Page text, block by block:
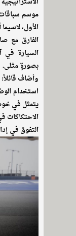
موسم
الأول،
الفارق مع
السيارة في
بصورةٍ مثلى.
وأضاف
استخدام
يتمثل في
الاحتكاكات
التفوق في